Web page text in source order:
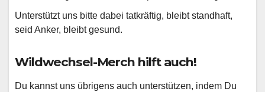
Unterstützt uns bitte dabei tatkräftig, bleibt standhaft,
seid Anker, bleibt gesund.
Wildwechsel-Merch hilft auch!
Du kannst uns übrigens auch unterstützen, indem Du